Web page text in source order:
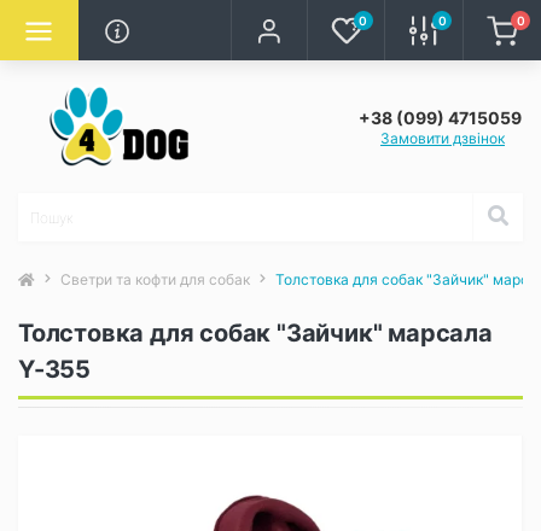
0 0 0
+38 (099) 4715059
Замовити дзвінок
Светри та кофти для собак Толстовка для собак "Зайчик"
Толстовка для собак "Зайчик" марсала
Y-355